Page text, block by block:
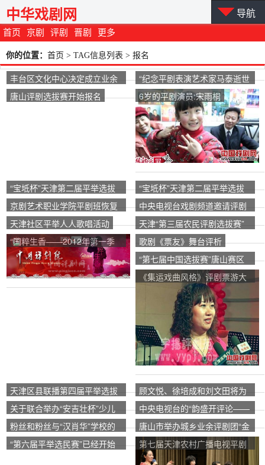
首页 京剧 评剧 晋剧 更多
中华戏剧网 导航
你的位置： 首页 > TAG信息列表 > 报名
丰台区文化中心决定成立业余
评剧团
“纪念平剧表演艺术家马泰逝世
五周年歌迷音乐会”演员选拔活
动通知
唐山评剧选拔赛开始报名 6岁的平剧演员:宋雨桐
“宝坻杯”天津第二届平举选拔
赛
“宝坻杯”天津第二届平举选拔
赛
京剧艺术职业学院平剧班恢复
招生
中央电视台戏剧频道邀请评剧
迷朋友参加“上瘾”
天津社区平举人人歌唱活动
天津“第三届农民评剧选拔赛”
参赛
“国粹生香——2012年第一季
鞠萍歌剧业余演员评奖”的报名
工作已经开始。
歌剧《票友》舞台评析
“第七届中国选拔赛”唐山赛区
评选赛和迁安市第四届平举选
《集运戏曲风格》评剧票游大
赛近日开始
天津区县联播第四届平举选拔
赛
顾文悦、徐培成和刘文田将为
市民们举办3场精彩的学术讲
座。
关于联合举办“安吉壮杯”少儿
评剧选拔赛的通知
中央电视台的“韵盛开评论——
英雄沉迷戏剧协会”已经开始报
名了！
粉丝和粉丝与“汉肖华”学校的
后代互动
唐山市举办城乡业余评剧团“金
鼓月”杯
“第六届平举选民赛”已经开始
第七届天津农村广播电视平剧
选拔赛报名工作已经正式开始